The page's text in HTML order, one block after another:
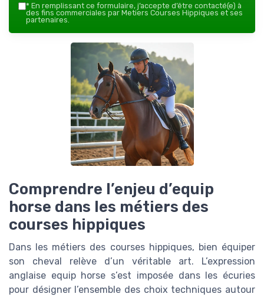
* En remplissant ce formulaire, j’accepte d’être contacté(e) à
des fins commerciales par Metiers Courses Hippiques et ses
partenaires.
Comprendre l’enjeu d’equip
horse dans les métiers des
courses hippiques
Dans les métiers des courses hippiques, bien équiper
son cheval relève d’un véritable art. L’expression
anglaise equip horse s’est imposée dans les écuries
pour désigner l’ensemble des choix techniques autour